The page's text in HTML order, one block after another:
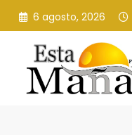
Saltar
contenido
6 agosto, 2026